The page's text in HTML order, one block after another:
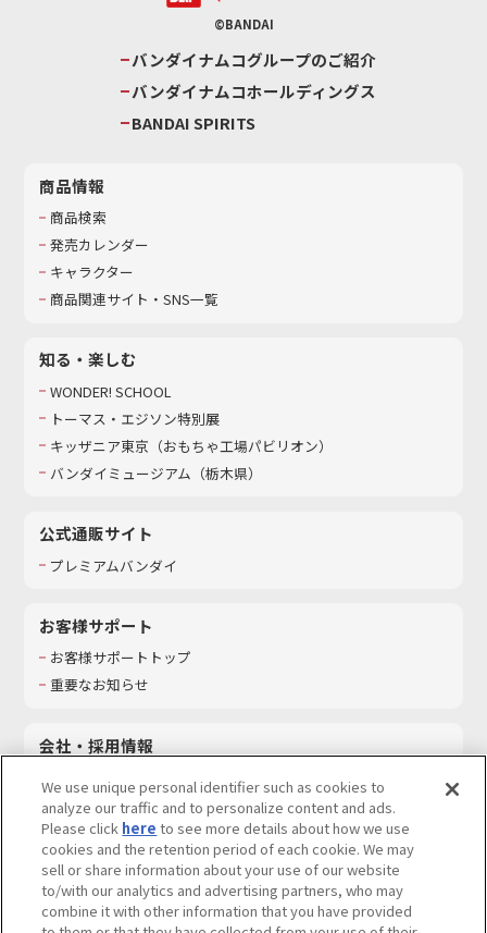
©BANDAI
バンダイナムコグループのご紹介
バンダイナムコホールディングス
BANDAI SPIRITS
商品情報
商品検索
発売カレンダー
キャラクター
商品関連サイト・SNS一覧
知る・楽しむ
WONDER! SCHOOL
トーマス・エジソン特別展
キッザニア東京（おもちゃ工場パビリオン）​
バンダイミュージアム（栃木県）
公式通販サイト
プレミアムバンダイ
お客様サポート
お客様サポートトップ
重要なお知らせ
会社・採用情報
採用情報
サステナビリティ
お問い合わせ
We use unique personal identifier such as cookies to
analyze our traffic and to personalize content and ads.
Please click here to see more details about how we use
cookies and the retention period of each cookie. We may
sell or share information about your use of our website
to/with our analytics and advertising partners, who may
combine it with other information that you have provided